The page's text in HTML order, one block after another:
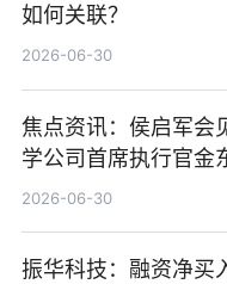
如何关联？
2026-06-30
焦点资讯：侯启军会
学公司首席执行官金
2026-06-30
振华科技：融资净买